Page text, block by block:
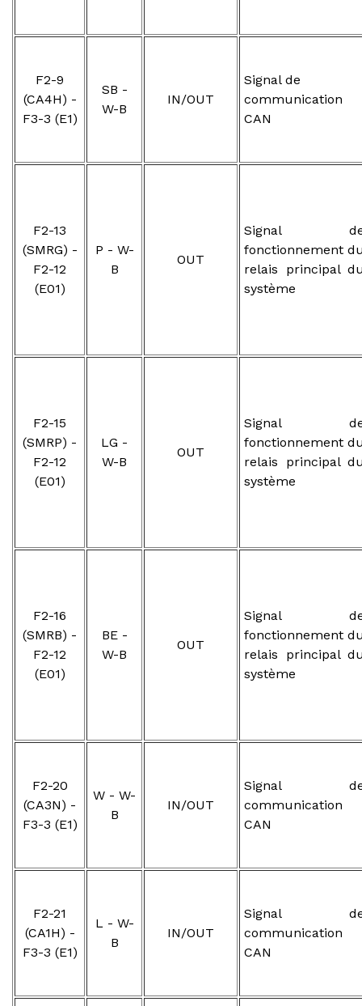
F2-9
(CA4H) -
F3-3 (E1)
SB -
W-B
IN/OUT
Signal de
communication
CAN
F2-13
(SMRG) -
F2-12
(E01)
P - W-
B
OUT
Signal
fonctionnement
relais principal
système
F2-15
(SMRP) -
F2-12
(E01)
LG -
W-B
OUT
Signal
fonctionnement
relais principal
système
F2-16
(SMRB) -
F2-12
(E01)
BE -
W-B
OUT
Signal
fonctionnement
relais principal
système
F2-20
(CA3N) -
F3-3 (E1)
W - W-
B
IN/OUT
Signal
communication
CAN
F2-21
(CA1H) -
F3-3 (E1)
L - W-
B
IN/OUT
Signal
communication
CAN